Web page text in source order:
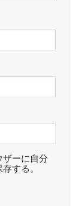
ザーに自分
する。